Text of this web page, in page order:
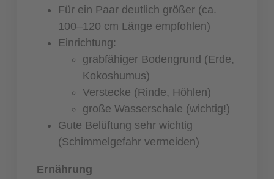
Für ein Paar deutlich größer (ca.
100–120 cm Länge empfohlen)
Einrichtung:
grabfähiger Bodengrund (Erde,
Kokoshumus)
Verstecke (Rinde, Höhlen)
große Wasserschale (wichtig!)
Gute Belüftung sehr wichtig
(Schimmelgefahr vermeiden)
Ernährung